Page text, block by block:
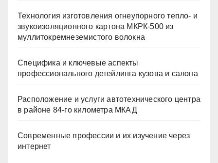
Технология изготовления огнеупорного тепло- и
звукоизоляционного картона МКРК-500 из
муллитокремнеземистого волокна
Специфика и ключевые аспекты
профессионального детейлинга кузова и салона
Расположение и услуги автотехнического центра
в районе 84-го километра МКАД
Современные профессии и их изучение через
интернет